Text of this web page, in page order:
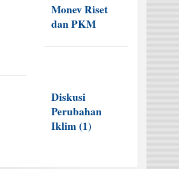
Monev Riset
dan PKM
Diskusi
Perubahan
Iklim (1)